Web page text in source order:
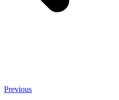
Previous